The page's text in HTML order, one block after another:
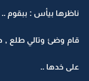
ناظرها بيأس : ببقوم ..
قام وضئ وتالي طلع ,
على خدها ..